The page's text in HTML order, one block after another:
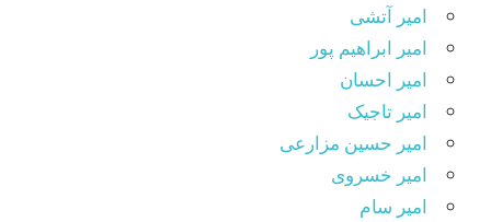
امیر آتشی
امیر ابراهیم پور
امیر احسان
امیر تاجیک
امیر حسین مزارعی
امیر خسروی
امیر سام